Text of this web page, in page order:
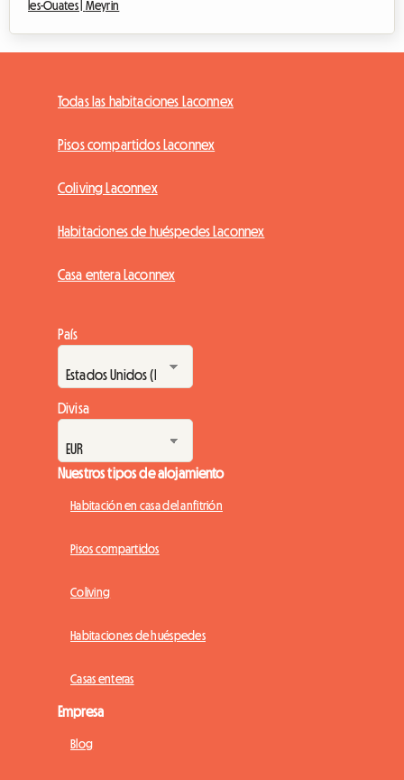
les-Ouates | Meyrin
Todas las habitaciones Laconnex
Pisos compartidos Laconnex
Coliving Laconnex
Habitaciones de huéspedes Laconnex
Casa entera Laconnex
País
Divisa
Nuestros tipos de alojamiento
Habitación en casa del anfitrión
Pisos compartidos
Coliving
Habitaciones de huéspedes
Casas enteras
Empresa
Blog